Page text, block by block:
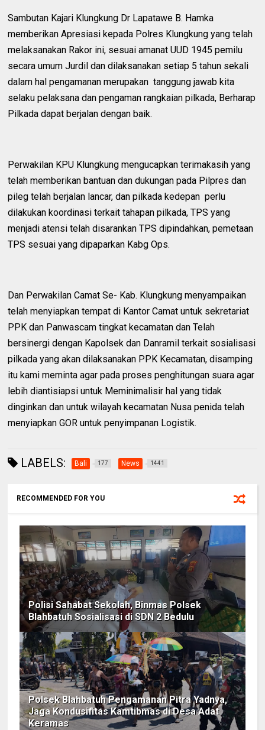
Sambutan Kajari Klungkung Dr Lapatawe B. Hamka
memberikan Apresiasi kepada Polres Klungkung yang telah
melaksanakan Rakor ini, sesuai amanat UUD 1945 pemilu
secara umum Jurdil dan dilaksanakan setiap 5 tahun sekali
dalam hal pengamanan merupakan tanggung jawab kita
selaku pelaksana dan pengaman rangkaian pilkada, Berharap
Pilkada dapat berjalan dengan baik.
Perwakilan KPU Klungkung mengucapkan terimakasih yang
telah memberikan bantuan dan dukungan pada Pilpres dan
pileg telah berjalan lancar, dan pilkada kedepan perlu
dilakukan koordinasi terkait tahapan pilkada, TPS yang
menjadi atensi telah disarankan TPS dipindahkan, pemetaan
TPS sesuai yang dipaparkan Kabg Ops.
Dan Perwakilan Camat Se- Kab. Klungkung menyampaikan
telah menyiapkan tempat di Kantor Camat untuk sekretariat
PPK dan Panwascam tingkat kecamatan dan Telah
bersinergi dengan Kapolsek dan Danramil terkait sosialisasi
pilkada yang akan dilaksanakan PPK Kecamatan, disamping
itu kami meminta agar pada proses penghitungan suara agar
lebih diantisiapsi untuk Meminimalisir hal yang tidak
dinginkan dan untuk wilayah kecamatan Nusa penida telah
menyiapkan GOR untuk penyimpanan Logistik.
LABELS: Bali 177 News 1441
RECOMMENDED FOR YOU
Polisi Sahabat Sekolah, Binmas Polsek
Blahbatuh Sosialisasi di SDN 2 Bedulu
Polsek Blahbatuh Pengamanan Pitra Yadnya,
Jaga Kondusifitas Kamtibmas di Desa Adat
Keramas